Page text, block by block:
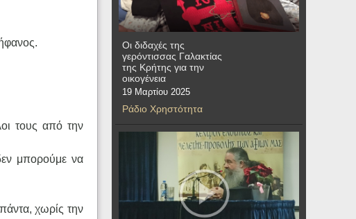
τους από την
μπορούμε να
χωρίς την
Οι διδαχές της
γερόντισσας Γαλακτίας
της Κρήτης για την
οικογένεια
19 Μαρτίου 2025
Ράδιο Χρηστότητα